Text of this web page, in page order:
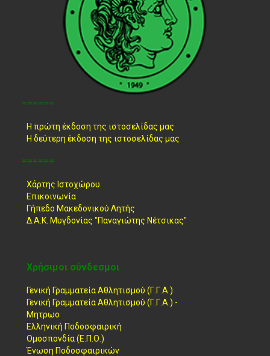
======
Η πρώτη έκδοση της ιστοσελίδας μας
Η δεύτερη έκδοση της ιστοσελίδας μας
======
Χάρτης Ιστοχώρου
Επικοινωνία
Γήπεδο Μακεδονικού Λητής
Δ.Α.Κ. Μυγδονίας "Παναγιώτης Νέτσικας"
Χρήσιμοι σύνδεσμοι
Γενική Γραμματεία Αθλητισμού (Γ.Γ.Α.)
Γενική Γραμματεία Αθλητισμού (Γ.Γ.Α.) -
Μητρωο
Ελληνική Ποδοσφαιρική
Ομοσπονδία (Ε.Π.Ο.)
Ένωση Ποδοσφαιρικών